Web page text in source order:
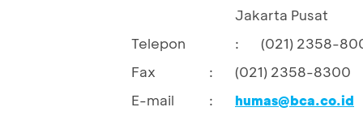
Jakarta Pusat
Telepon
:
(021) 2358-
Fax
:
(021) 2358-8300
E-mail
: humas@bca.co.id